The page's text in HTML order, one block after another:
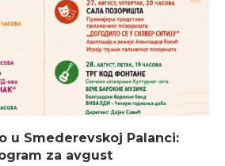
u Smederevskoj Palanci:
za avgust